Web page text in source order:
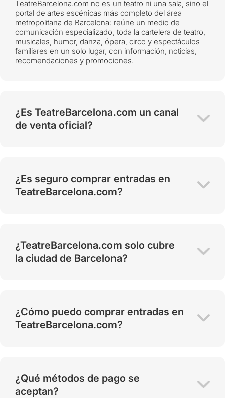
TeatreBarcelona.com no es un teatro ni una sala, sino el
portal de artes escénicas más completo del área
metropolitana de Barcelona: reúne un medio de
comunicación especializado, toda la cartelera de teatro,
musicales, humor, danza, ópera, circo y espectáculos
familiares en un solo lugar, con información, noticias,
recomendaciones y promociones.
¿Es TeatreBarcelona.com un canal
de venta oficial?
¿Es seguro comprar entradas en
TeatreBarcelona.com?
¿TeatreBarcelona.com solo cubre
la ciudad de Barcelona?
¿Cómo puedo comprar entradas en
TeatreBarcelona.com?
¿Qué métodos de pago se
aceptan?